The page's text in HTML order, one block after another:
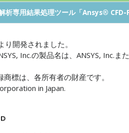
析専用結果処理ツール「Ansys® CFD-
り開発されました。
Inc.の製品名は、ANSYS, Inc.ま
標は、各所有者の財産です。
in Japan.